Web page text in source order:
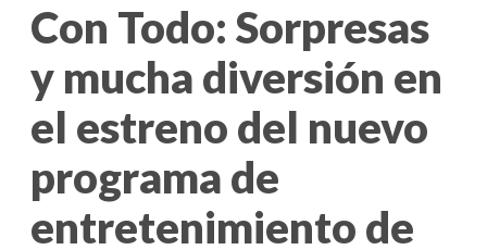
Con Todo: Sorpresas
y mucha diversión en
el estreno del nuevo
programa de
entretenimiento de